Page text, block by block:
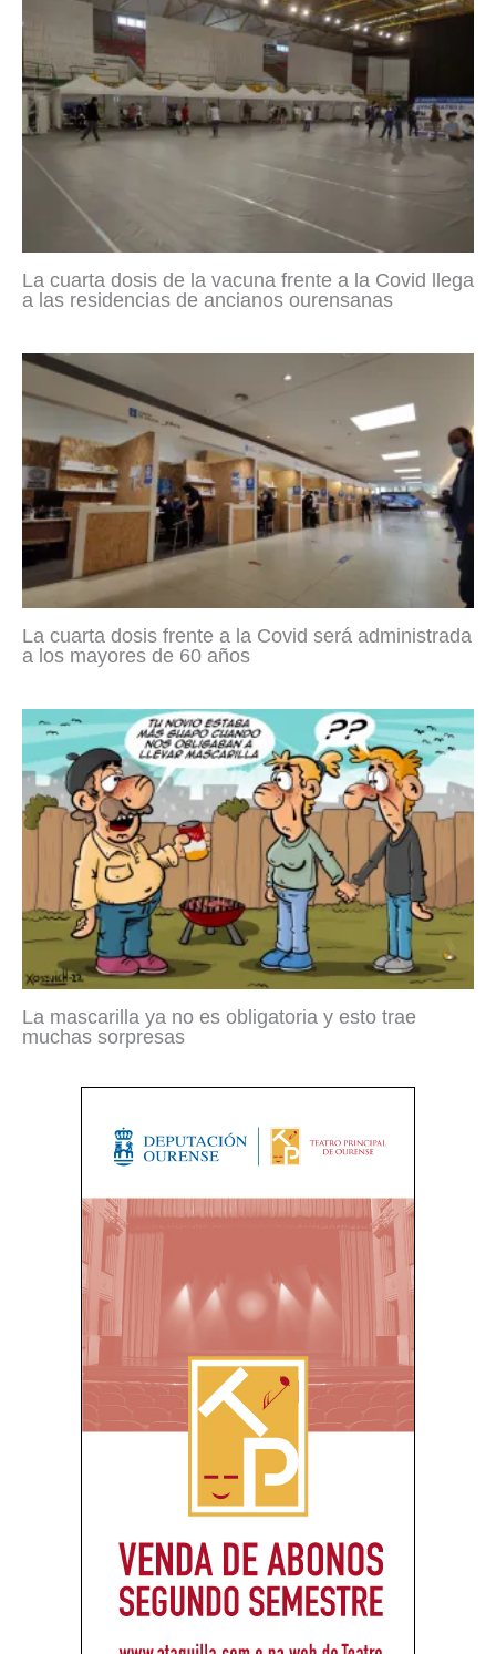
La cuarta dosis de la vacuna frente a la Covid llega
a las residencias de ancianos ourensanas
La cuarta dosis frente a la Covid será administrada
a los mayores de 60 años
La mascarilla ya no es obligatoria y esto trae
muchas sorpresas